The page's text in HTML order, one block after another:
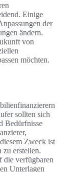
Einige
der
ändern.
von
möchten.
sollten sich
Bedürfnisse
Zweck ist
erstellen.
die verfügbaren
Unterlagen